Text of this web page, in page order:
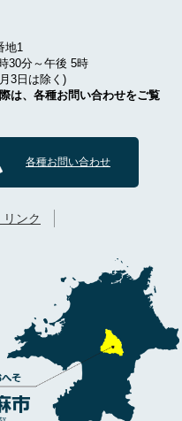
地1
30分～午後 5時
3日は除く)
は、各種お問い合わせをご覧
各種お問い合わせ
ンク